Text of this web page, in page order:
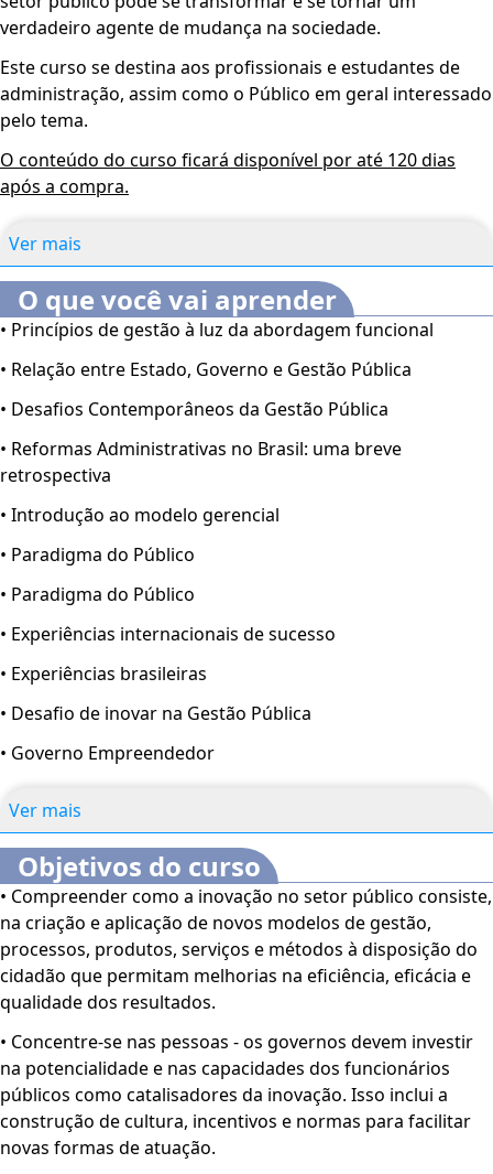
verdadeiro agente de mudança na sociedade.
Este curso se destina aos profissionais e estudantes de
administração, assim como o Público em geral interessado
pelo tema.
O conteúdo do curso ficará disponível por até 120 dias
após a compra.
Ver mais
O que você vai aprender
• Princípios de gestão à luz da abordagem funcional
• Relação entre Estado, Governo e Gestão Pública
• Desafios Contemporâneos da Gestão Pública
• Reformas Administrativas no Brasil: uma breve
retrospectiva
• Introdução ao modelo gerencial
• Paradigma do Público
• Paradigma do Público
• Experiências internacionais de sucesso
• Experiências brasileiras
• Desafio de inovar na Gestão Pública
• Governo Empreendedor
Ver mais
Objetivos do curso
• Compreender como a inovação no setor público consiste,
na criação e aplicação de novos modelos de gestão,
processos, produtos, serviços e métodos à disposição do
cidadão que permitam melhorias na eficiência, eficácia e
qualidade dos resultados.
• Concentre-se nas pessoas - os governos devem investir
na potencialidade e nas capacidades dos funcionários
públicos como catalisadores da inovação. Isso inclui a
construção de cultura, incentivos e normas para facilitar
novas formas de atuação.